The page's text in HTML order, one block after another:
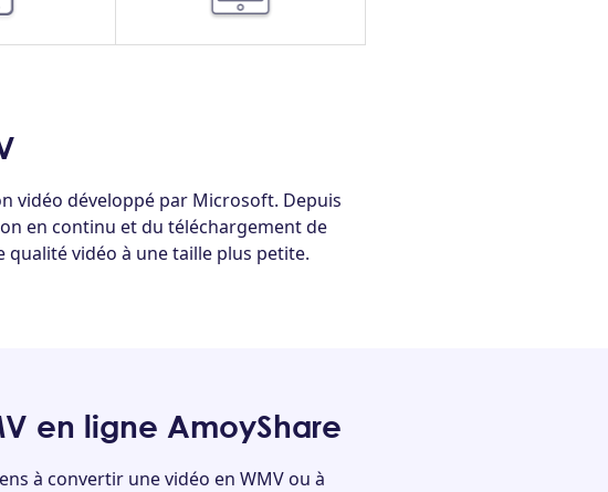
vidéo développé par Microsoft. Depuis
en continu et du téléchargement de
vidéo à une taille plus petite.
en ligne AmoyShare
à convertir une vidéo en WMV ou à